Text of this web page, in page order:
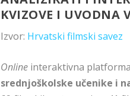
KVIZOVE I UVODNA
Izvor: Hrvatski filmski savez
Online interaktivna platforma
srednjoškolske učenike i